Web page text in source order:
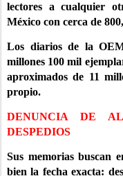
lectores a cualquier
México con cerca de
Los diarios de la
millones 100 mil
aproximados de 11
propio.
DENUNCIA DE
DESPEDIOS
Sus memorias buscan
bien la fecha exacta: